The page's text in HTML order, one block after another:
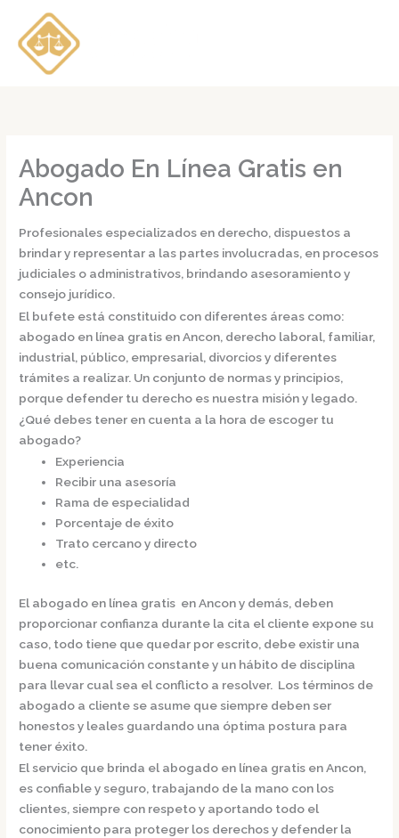
contenido
Abogado En Línea Gratis en
Ancon
Profesionales especializados en derecho, dispuestos a
brindar y representar a las partes involucradas, en procesos
judiciales o administrativos, brindando asesoramiento y
consejo jurídico.
El bufete está constituido con diferentes áreas como:
abogado en línea gratis en Ancon, derecho laboral, familiar,
industrial, público, empresarial, divorcios y diferentes
trámites a realizar. Un conjunto de normas y principios,
porque defender tu derecho es nuestra misión y legado.
¿Qué debes tener en cuenta a la hora de escoger tu
abogado?
Experiencia
Recibir una asesoría
Rama de especialidad
Porcentaje de éxito
Trato cercano y directo
etc.
El abogado en línea gratis en Ancony demás, deben
proporcionar confianza durante la cita el cliente expone su
caso, todo tiene que quedar por escrito, debe existir una
buena comunicación constante y un hábito de disciplina
para llevar cual sea el conflicto a resolver. Los términos de
abogado a cliente se asume que siempre deben ser
honestos y leales guardando una óptima postura para
tener éxito.
El servicio que brinda el abogado en línea gratis en Ancon,
es confiable y seguro, trabajando de la mano con los
clientes, siempre con respeto y aportando todo el
conocimiento para proteger los derechos y defender la